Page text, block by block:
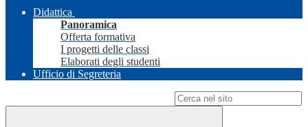
Didattica
Panoramica
Offerta formativa
I progetti delle classi
Elaborati degli studenti
Ufficio di Segreteria